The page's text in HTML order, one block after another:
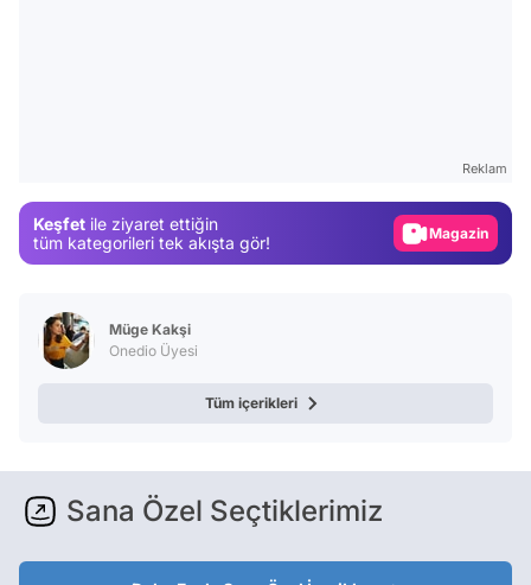
Reklam
Keşfet ile ziyaret ettiğin
tüm kategorileri tek akışta gör!
Magazin
Müge Kakşi
Onedio Üyesi
Tüm içerikleri
Sana Özel Seçtiklerimiz